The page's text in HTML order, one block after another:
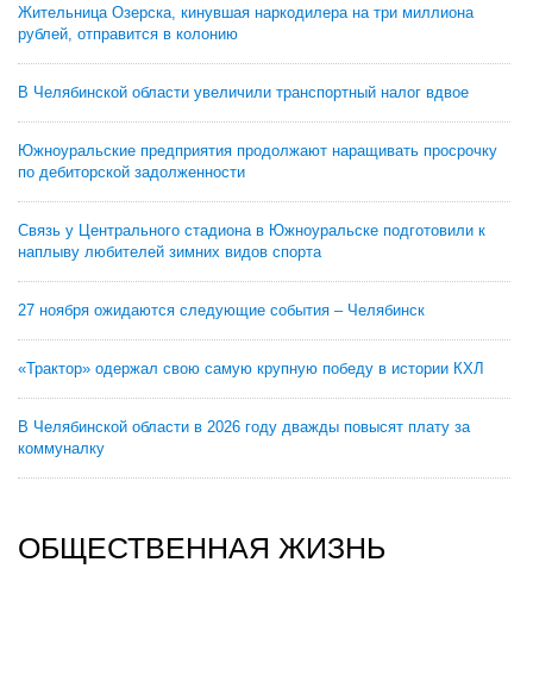
Жительница Озерска, кинувшая наркодилера на три миллиона
рублей, отправится в колонию
В Челябинской области увеличили транспортный налог вдвое
Южноуральские предприятия продолжают наращивать просрочку
по дебиторской задолженности
Связь у Центрального стадиона в Южноуральске подготовили к
наплыву любителей зимних видов спорта
27 ноября ожидаются следующие события – Челябинск
«Трактор» одержал свою самую крупную победу в истории КХЛ
В Челябинской области в 2026 году дважды повысят плату за
коммуналку
ОБЩЕСТВЕННАЯ ЖИЗНЬ